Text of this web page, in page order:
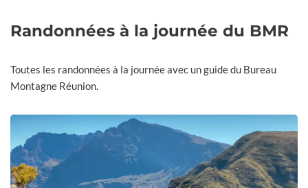
Randonnées à la journée du BMR
Toutes les randonnées à la journée avec un guide du Bureau
Montagne Réunion.